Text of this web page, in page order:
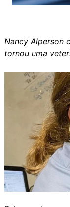
Nancy Alperson
tornou uma